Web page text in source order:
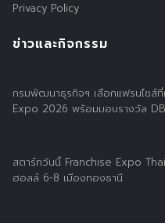
Privacy Policy
ข่าวและกิจกรรม
กรมพัฒนาธุรกิจฯ เลือกแฟรนไชส์
Expo 2026 พร้อมมอบรางวัล
สตาร์ทวันนี้ Franchise Expo
ฮอลล์ 6-8 เมืองทองธานี